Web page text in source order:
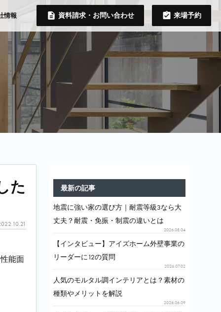
情報 資料請求・お問い合わせ 来場予約
た
能面
最新の記事
地震に強い家の選び方｜耐震等級3なら大
丈夫？耐震・免振・制震の違いとは
2026.08.04
【インタビュー】アイズホーム外壁事業の
リーダーに12の質問
2026.07.02
人気のモルタル調インテリアとは？素材の
種類やメリットを解説
2026.06.09